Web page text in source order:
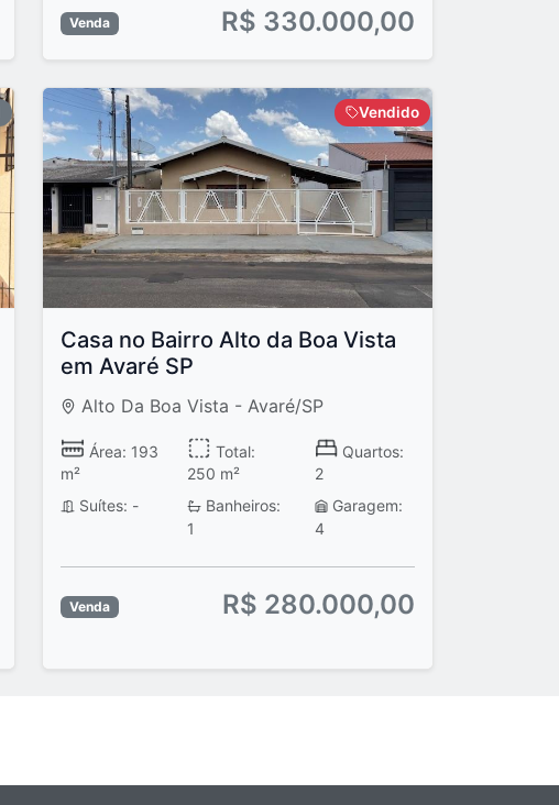
Venda R$ 330.000,00
Vendido
Casa no Bairro Alto da Boa Vista
em Avaré SP
Alto Da Boa Vista - Avaré/SP
Área: 193
m²
Total:
250 m²
Quartos:
2
Suítes: -
Banheiros:
1
Garagem:
4
Venda R$ 280.000,00